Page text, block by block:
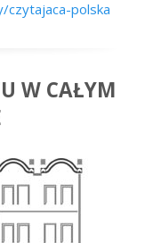
polska
W CAŁYM